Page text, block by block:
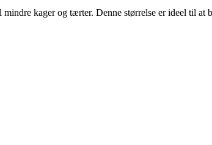
kager og tærter. Denne størrelse er ideel til at